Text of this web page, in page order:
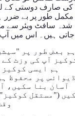
کی صارف دوستی کے
مکمل طور پر بے ضرر
شدہ سافٹ ویئر سے
جاتی ہیں۔ اس میں آپ
بعض طور پر
آپ کی وزٹ کے
ہم ایسی
پر محفوظ
آسان بنا سکیں،
("مستقل